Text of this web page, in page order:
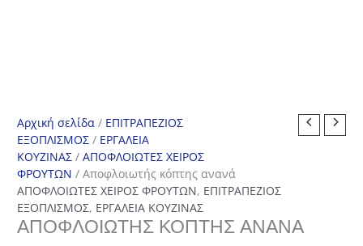
Αρχική σελίδα / ΕΠΙΤΡΑΠΕΖΙΟΣ
ΕΞΟΠΛΙΣΜΟΣ / ΕΡΓΑΛΕΙΑ
ΚΟΥΖΙΝΑΣ /ΑΠΟΦΛΟΙΩΤΕΣ ΧΕΙΡΟΣ
ΦΡΟΥΤΩΝ / Αποφλοιωτής κόπτης ανανά
ΑΠΟΦΛΟΙΩΤΕΣ ΧΕΙΡΟΣ ΦΡΟΥΤΩΝ, ΕΠΙΤΡΑΠΕΖΙΟΣ
ΕΞΟΠΛΙΣΜΟΣ, ΕΡΓΑΛΕΙΑ ΚΟΥΖΙΝΑΣ
ΑΠΟΦΛΟΙΩΤΉΣ ΚΌΠΤΗΣ ΑΝΑΝΆ